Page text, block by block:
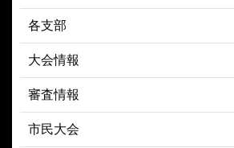
各支部
大会情報
審査情報
市民大会